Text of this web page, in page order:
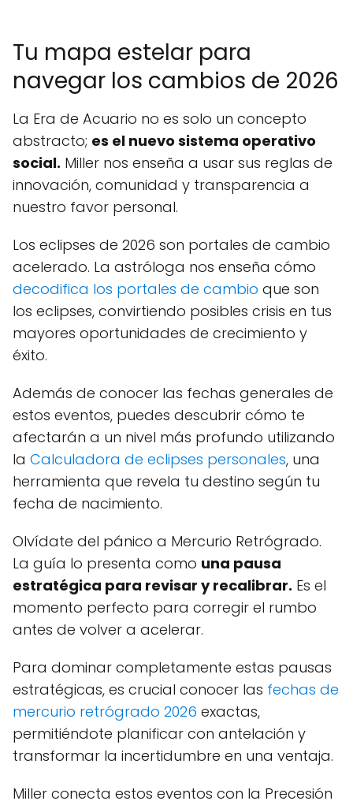
Tu mapa estelar para
navegar los cambios de 2026
La Era de Acuario no es solo un concepto
abstracto; es el nuevo sistema operativo
social. Miller nos enseña a usar sus reglas de
innovación, comunidad y transparencia a
nuestro favor personal.
Los eclipses de 2026 son portales de cambio
acelerado. La astróloga nos enseña cómo
decodifica los portales de cambio que son
los eclipses, convirtiendo posibles crisis en tus
mayores oportunidades de crecimiento y
éxito.
Además de conocer las fechas generales de
estos eventos, puedes descubrir cómo te
afectarán a un nivel más profundo utilizando
la Calculadora de eclipses personales, una
herramienta que revela tu destino según tu
fecha de nacimiento.
Olvídate del pánico a Mercurio Retrógrado.
La guía lo presenta como una pausa
estratégica para revisar y recalibrar. Es el
momento perfecto para corregir el rumbo
antes de volver a acelerar.
Para dominar completamente estas pausas
estratégicas, es crucial conocer las fechas de
mercurio retrógrado 2026 exactas,
permitiéndote planificar con antelación y
transformar la incertidumbre en una ventaja.
Miller conecta estos eventos con la Precesión